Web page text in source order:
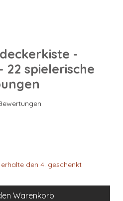
-
22 spielerische
von fünf Sternen, basierend
den 4. geschenkt
Warenkorb